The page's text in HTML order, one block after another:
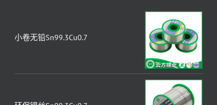
> 焊锡丝炸锡、爆锡现象的造成原因和解决方法
> 在焊锡工艺中锡膏、锡线和锡条该如何选择
> SMT贴片加工的锡膏印刷工艺介绍